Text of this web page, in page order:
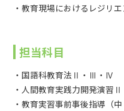
・教育現場におけるレジリエ
担当科目
・国語科教育法Ⅱ・Ⅲ・Ⅳ
・人間教育実践力開発演習Ⅱ
・教育実習事前事後指導（中